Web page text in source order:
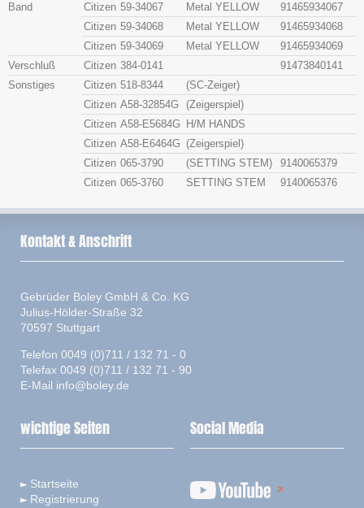
Band
Citizen 59-34067 Metal YELLOW
91465934067
Citizen 59-34068 Metal YELLOW
91465934068
Citizen 59-34069 Metal YELLOW
91465934069
Verschluß
Citizen 384-0141
91473840141
Sonstiges
Citizen 518-8344
(SC-Zeiger)
Citizen A58-32854G
(Zeigerspiel)
Citizen A58-E5684G
H/M HANDS
Citizen A58-E6464G (Zeigerspiel)
Citizen 065-3790 (SETTING STEM)
9140065379
Citizen 065-3760 SETTING STEM 9140065376
Kontakt & Anschrift
Gebrüder Boley GmbH & Co. KG
Julius-Hölder-Straße 32
70597 Stuttgart
Telefon 0049 (0)711 / 132 71 - 0
Telefax 0049 (0)711 / 132 71 - 90
E-Mail info@boley.de
wichtige Seiten
Startseite
Registrierung
Social Media